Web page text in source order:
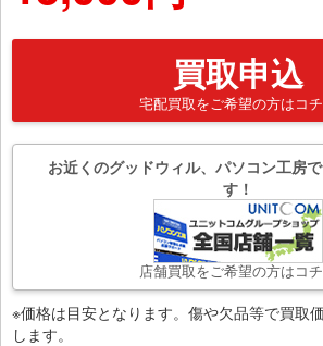
買取申込
宅配買取をご希望の方はコ
お近くのグッドウィル、パソコン工房
す！
店舗買取をご希望の方はコ
※価格は目安となります。傷や欠品等で買取
します。